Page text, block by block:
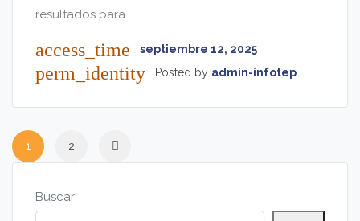
resultados para…
access_time septiembre 12, 2025
perm_identity Posted by admin-infotep
1 2
Buscar